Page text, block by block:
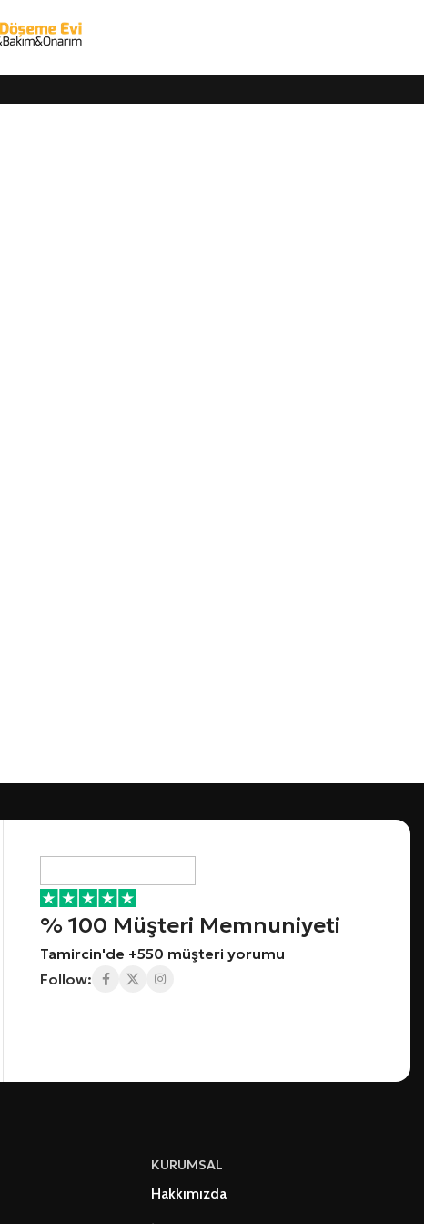
% 100 Müşteri Memnuniyeti
Tamircin'de +550 müşteri yorumu
Follow:
KURUMSAL
Hakkımızda